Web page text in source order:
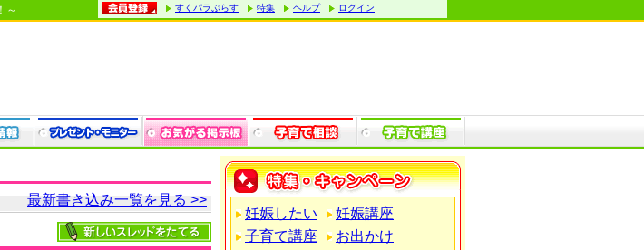
～ すくパラぷらす 特集 ヘルプ ログイン
最新書き込み一覧を見る >>
妊娠したい
妊娠講座
子育て講座
お出かけ